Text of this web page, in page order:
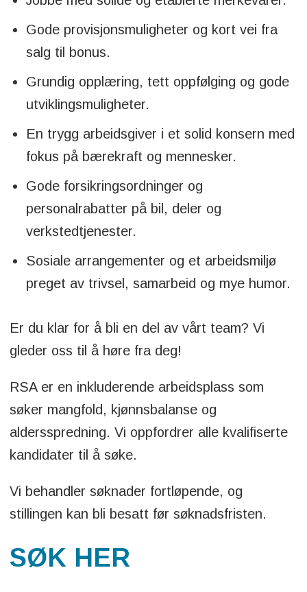
Gode provisjonsmuligheter og kort vei fra
salg til bonus.
Grundig opplæring, tett oppfølging og gode
utviklingsmuligheter.
En trygg arbeidsgiver i et solid konsern med
fokus på bærekraft og mennesker.
Gode forsikringsordninger og
personalrabatter på bil, deler og
verkstedtjenester.
Sosiale arrangementer og et arbeidsmiljø
preget av trivsel, samarbeid og mye humor.
Er du klar for å bli en del av vårt team? Vi
gleder oss til å høre fra deg!
RSA er en inkluderende arbeidsplass som
søker mangfold, kjønnsbalanse og
aldersspredning. Vi oppfordrer alle kvalifiserte
kandidater til å søke.
Vi behandler søknader fortløpende, og
stillingen kan bli besatt før søknadsfristen.
SØK HER